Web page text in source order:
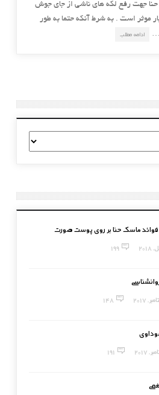
جهت رفع لکه های ناشی از جای جوش
موثر است . به شرط آنکه حتما به طور
…
ادامه مطلب
ماسک حنا بر روی پوست صورت
199
148
191